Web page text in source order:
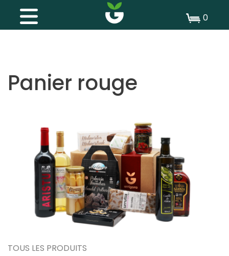
0
Panier rouge
TOUS LES PRODUITS